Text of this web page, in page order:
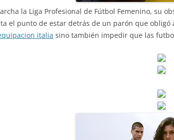
la Liga Profesional de Fútbol Femenino, su
el punto de estar detrás de un parón que
italia sino también impedir que las